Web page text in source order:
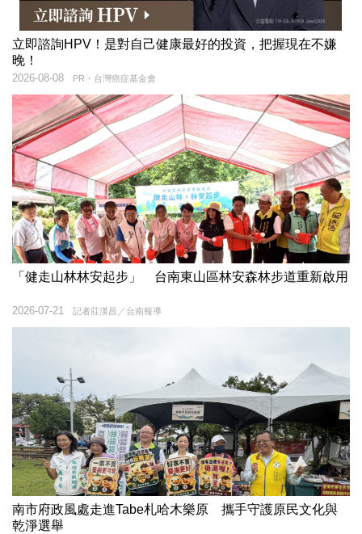
立即諮詢HPV！是對自己健康最好的投資，把握現在不嫌
晚！
PR・台灣癌症基金會
2026-08-08
「健走山林林安起步」 台南東山區林安森林步道重新啟用
記者莊漢昌／台南報導
2026-07-21
南市府政風處走進Tabe札哈木樂原 攜手守護原民文化與
乾淨選舉